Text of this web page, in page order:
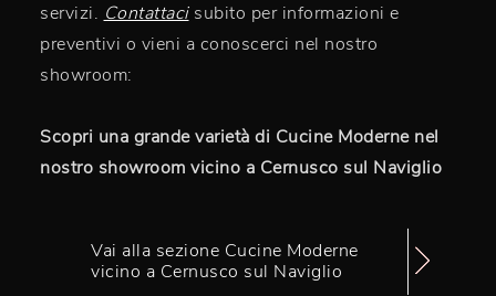
servizi. Contattacisubito per informazioni e
preventivi o vieni a conoscerci nel nostro
showroom:
Scopri una grande varietà di Cucine Moderne nel
nostro showroom vicino a Cernusco sul Naviglio
Vai alla sezione Cucine Moderne
vicino a Cernusco sul Naviglio